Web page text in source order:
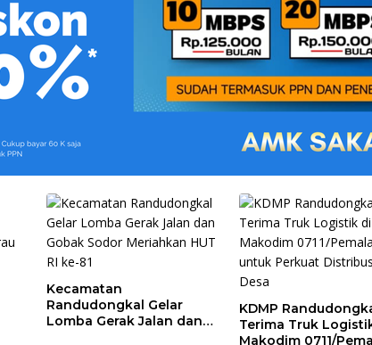
Kecamatan
Randudongkal Gelar
Lomba Gerak Jalan dan
KDMP
Terima Truk
Makodim 0711/